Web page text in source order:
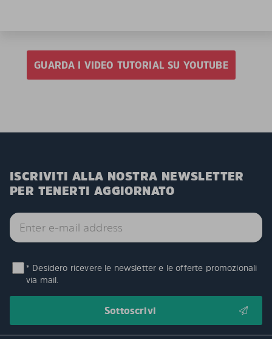
GUARDA I VIDEO TUTORIAL SU YOUTUBE
ISCRIVITI ALLA NOSTRA NEWSLETTER
PER TENERTI AGGIORNATO
* Desidero ricevere le newsletter e le offerte promozionali
via mail.